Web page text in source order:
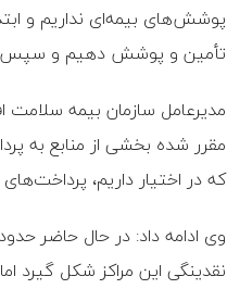
پوشش‌های بیمه‌ای نداریم و
تأمین و پوشش دهیم و
مقرر شده بخشی از منابع به
که در اختیار داریم،